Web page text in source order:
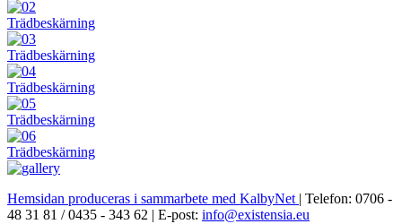
Trädbeskärning
Trädbeskärning
Trädbeskärning
Trädbeskärning
Trädbeskärning
Hemsidan produceras i sammarbete med KalbyNet | Telefon: 0706 -
48 31 81 / 0435 - 343 62 | E-post: info@existensia.eu